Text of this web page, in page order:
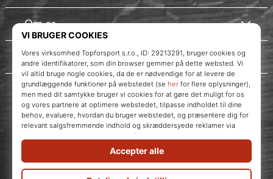
WePlayVolleyball.dk
Instagram
Om os
Kundeservice